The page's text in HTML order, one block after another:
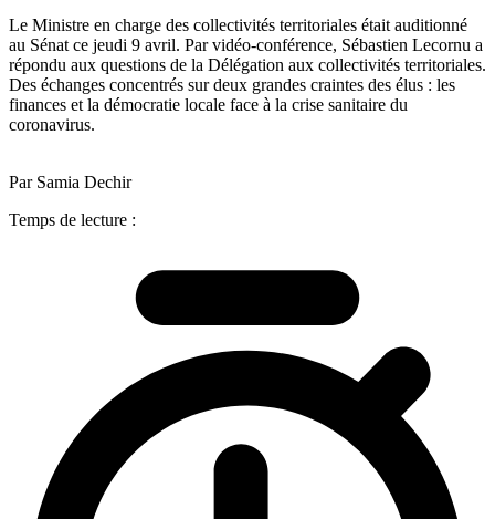
Le Ministre en charge des collectivités territoriales était auditionné
au Sénat ce jeudi 9 avril. Par vidéo-conférence, Sébastien Lecornu a
répondu aux questions de la Délégation aux collectivités territoriales.
Des échanges concentrés sur deux grandes craintes des élus : les
finances et la démocratie locale face à la crise sanitaire du
coronavirus.
Par Samia Dechir
Temps de lecture :